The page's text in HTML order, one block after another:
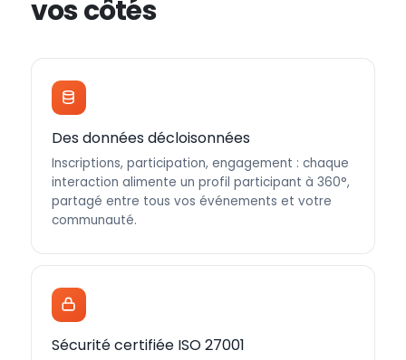
vos côtés
Des données décloisonnées
Inscriptions, participation, engagement : chaque
interaction alimente un profil participant à 360°,
partagé entre tous vos événements et votre
communauté.
Sécurité certifiée ISO 27001